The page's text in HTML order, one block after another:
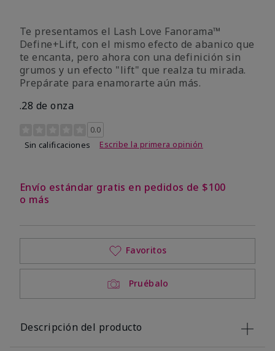
Te presentamos el Lash Love Fanorama™
Define+Lift, con el mismo efecto de abanico que
te encanta, pero ahora con una definición sin
grumos y un efecto "lift" que realza tu mirada.
Prepárate para enamorarte aún más.
.28 de onza
Calificación de clientes de 3,4 de 5
0.0
Sin calificaciones
Escribe la primera opinión
Envío estándar gratis en pedidos de $100
o más
Pruébalo
Favoritos
Descripción del producto